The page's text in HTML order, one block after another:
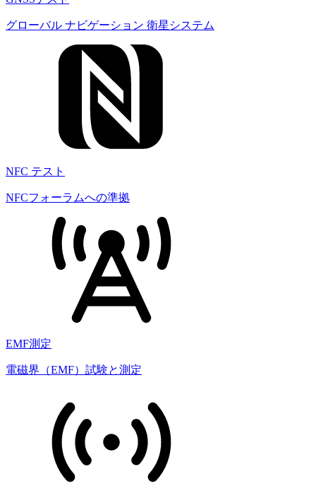
グローバル ナビゲーション 衛星システム
NFC テスト
NFCフォーラムへの準拠
EMF測定
電磁界（EMF）試験と測定